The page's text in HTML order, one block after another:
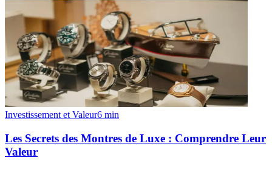
Investissement et Valeur6 min
Les Secrets des Montres de Luxe : Comprendre Leur
Valeur